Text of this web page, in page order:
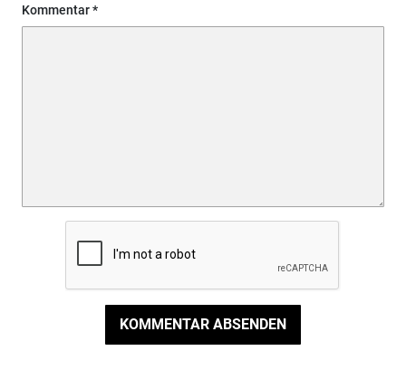
Kommentar
KOMMENTAR ABSENDEN